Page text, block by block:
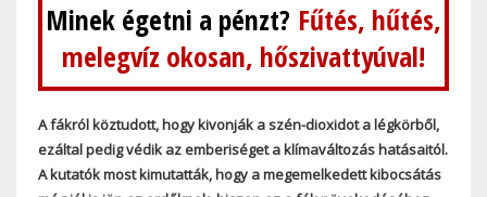
Minek égetni a pénzt? Fűtés, hűtés,
melegvíz okosan, hőszivattyúval!
A fákról köztudott, hogy kivonják a szén-dioxidot a légkörből,
ezáltal pedig védik az emberiséget a klímaváltozás hatásaitól.
A kutatók most kimutatták, hogy a megemelkedett kibocsátás